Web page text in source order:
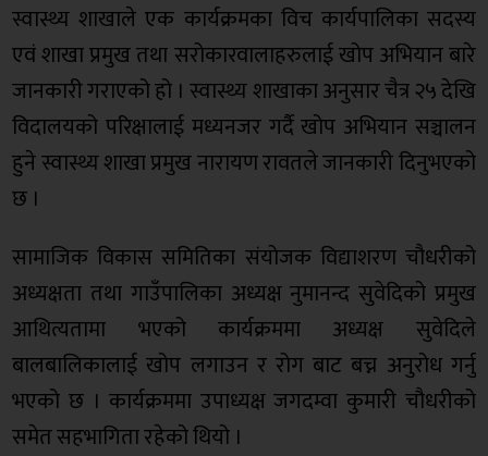
स्वास्थ्य शाखाले एक कार्यक्रमका विच कार्यपालिका सदस्य
एवं शाखा प्रमुख तथा सरोकारवालाहरुलाई खोप अभियान बारे
जानकारी गराएको हो । स्वास्थ्य शाखाका अनुसार चैत्र २५ देखि
विदालयको परिक्षालाई मध्यनजर गर्दै खोप अभियान सञ्चालन
हुने स्वास्थ्य शाखा प्रमुख नारायण रावतले जानकारी दिनुभएको
छ ।
सामाजिक विकास समितिका संयोजक विद्याशरण चौधरीको
अध्यक्षता तथा गाउँपालिका अध्यक्ष नुमानन्द सुवेदिको प्रमुख
आथित्यतामा भएको कार्यक्रममा अध्यक्ष सुवेदिले
बालबालिकालाई खोप लगाउन र रोग बाट बच्न अनुरोध गर्नु
भएको छ । कार्यक्रममा उपाध्यक्ष जगदम्वा कुमारी चौधरीको
समेत सहभागिता रहेको थियो ।